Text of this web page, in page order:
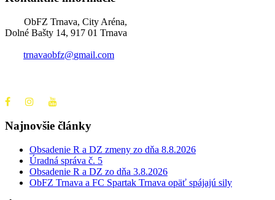
ObFZ Trnava, City Aréna,
Dolné Bašty 14, 917 01 Trnava
trnavaobfz@gmail.com
Najnovšie články
Obsadenie R a DZ zmeny zo dňa 8.8.2026
Úradná správa č. 5
Obsadenie R a DZ zo dňa 3.8.2026
ObFZ Trnava a FC Spartak Trnava opäť spájajú sily